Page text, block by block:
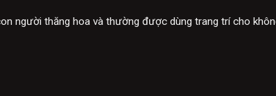
người thăng hoa và thường được dùng trang trí cho